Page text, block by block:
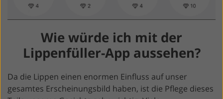
Wie würde ich mit der
Lippenfüller-App aussehen?
Da die Lippen einen enormen Einfluss auf unser
gesamtes Erscheinungsbild haben, ist die Pflege dieses